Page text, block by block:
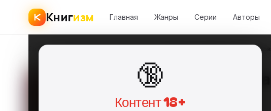
Книгизм Главная Жанры Серии Авторы
🔞
Контент 18+
Главная Замуж не напасть, или
Замуж не
ОО